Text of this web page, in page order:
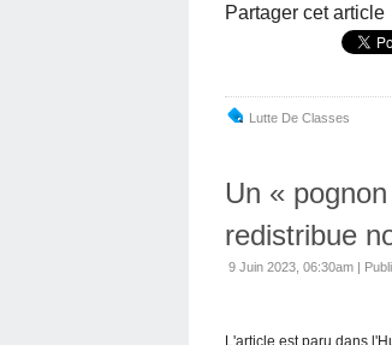
Partager cet article
Lutte De Classes
Un «
redistribue
9 Juin 2023, 06:30am |
L'article est paru dans